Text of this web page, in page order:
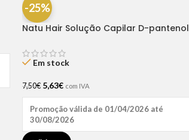
-25%
Natu Hair Solução Capilar D-pantenol
Em stock
7,50€ 5,63€ com IVA
Promoção válida de 01/04/2026 até
30/08/2026